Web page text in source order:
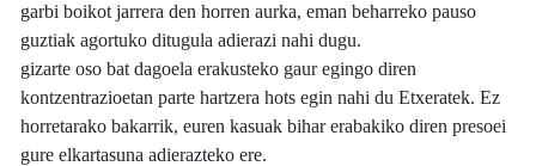
garbi boikot jarrera den horren aurka, eman beharreko pauso
guztiak agortuko ditugula adierazi nahi dugu.
gizarte oso bat dagoela erakusteko gaur egingo diren
kontzentrazioetan parte hartzera hots egin nahi du Etxeratek. Ez
horretarako bakarrik, euren kasuak bihar erabakiko diren presoei
gure elkartasuna adierazteko ere.